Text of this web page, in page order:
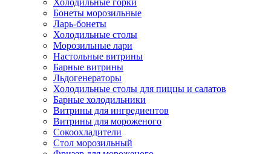
Холодильные горки
Бонеты морозильные
Ларь-бонеты
Холодильные столы
Морозильные лари
Настольные витрины
Барные витрины
Льдогенераторы
Холодильные столы для пиццы и салатов
Барные холодильники
Витрины для ингредиентов
Витрины для мороженого
Сокоохладители
Стол морозильный